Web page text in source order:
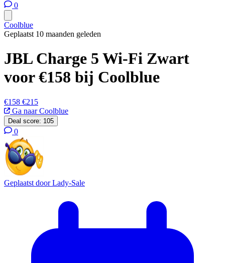
0
Coolblue
Geplaatst 10 maanden geleden
JBL Charge 5 Wi-Fi Zwart
voor €158 bij Coolblue
€158 €215
Ga naar Coolblue
Deal score: 105
0
Geplaatst doorLady-Sale